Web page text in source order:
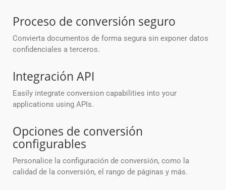
Proceso de conversión seguro
Convierta documentos de forma segura sin exponer datos
confidenciales a terceros.
Integración API
Easily integrate conversion capabilities into your
applications using APIs.
Opciones de conversión
configurables
Personalice la configuración de conversión, como la
calidad de la conversión, el rango de páginas y más.